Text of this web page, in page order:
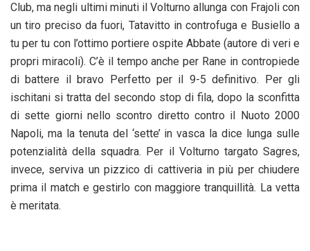
Club, ma negli ultimi minuti il Volturno allunga con Frajoli con
un tiro preciso da fuori, Tatavitto in controfuga e Busiello a
tu per tu con l’ottimo portiere ospite Abbate (autore di veri e
propri miracoli). C’è il tempo anche per Rane in contropiede
di battere il bravo Perfetto per il 9-5 definitivo. Per gli
ischitani si tratta del secondo stop di fila, dopo la sconfitta
di sette giorni nello scontro diretto contro il Nuoto 2000
Napoli, ma la tenuta del ‘sette’ in vasca la dice lunga sulle
potenzialità della squadra. Per il Volturno targato Sagres,
invece, serviva un pizzico di cattiveria in più per chiudere
prima il match e gestirlo con maggiore tranquillità. La vetta
è meritata.